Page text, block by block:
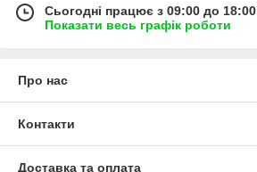
Сьогодні працює з 09:00 до 18:00
Показати весь графік роботи
Про нас
Контакти
Доставка та оплата